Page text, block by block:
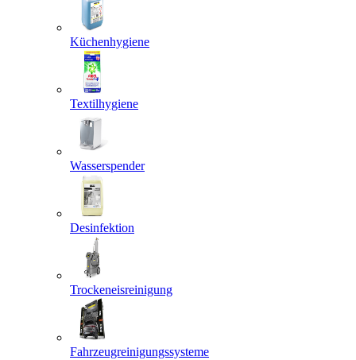
Küchenhygiene
Textilhygiene
Wasserspender
Desinfektion
Trockeneisreinigung
Fahrzeugreinigungssysteme